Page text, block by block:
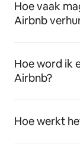
Hoe vaak
Airbnb
Hoe word ik
Airbnb?
Hoe werkt